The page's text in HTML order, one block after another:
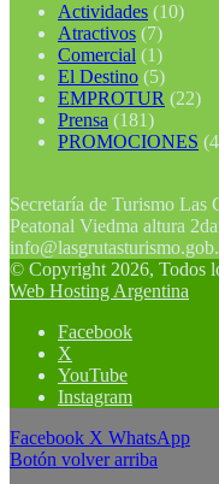
Actividades (10)
Atractivos (7)
Comercial (1)
El Destino (5)
EMPROTUR (22)
Prensa (181)
PROMOCIONES
Secretaría de Turismo Las
Peatonal Viedma altura
© Copyright 2026, Todos
Web Hosting Argentina
Facebook
X
YouTube
Instagram
Facebook X WhatsApp
Botón volver arriba